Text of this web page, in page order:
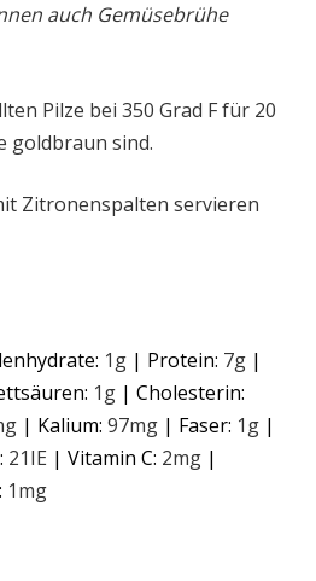
auch Gemüsebrühe
Pilze bei 350 Grad F für 20
goldbraun sind.
Zitronenspalten servieren
1g | Protein: 7g |
1g | Cholesterin:
| Kalium: 97mg | Faser: 1g |
21IE | Vitamin C: 2mg |
1mg